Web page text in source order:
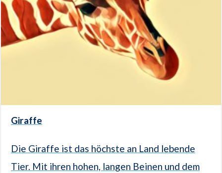
Giraffe
Die Giraffe ist das höchste an Land lebende
Tier. Mit ihren hohen, langen Beinen und dem